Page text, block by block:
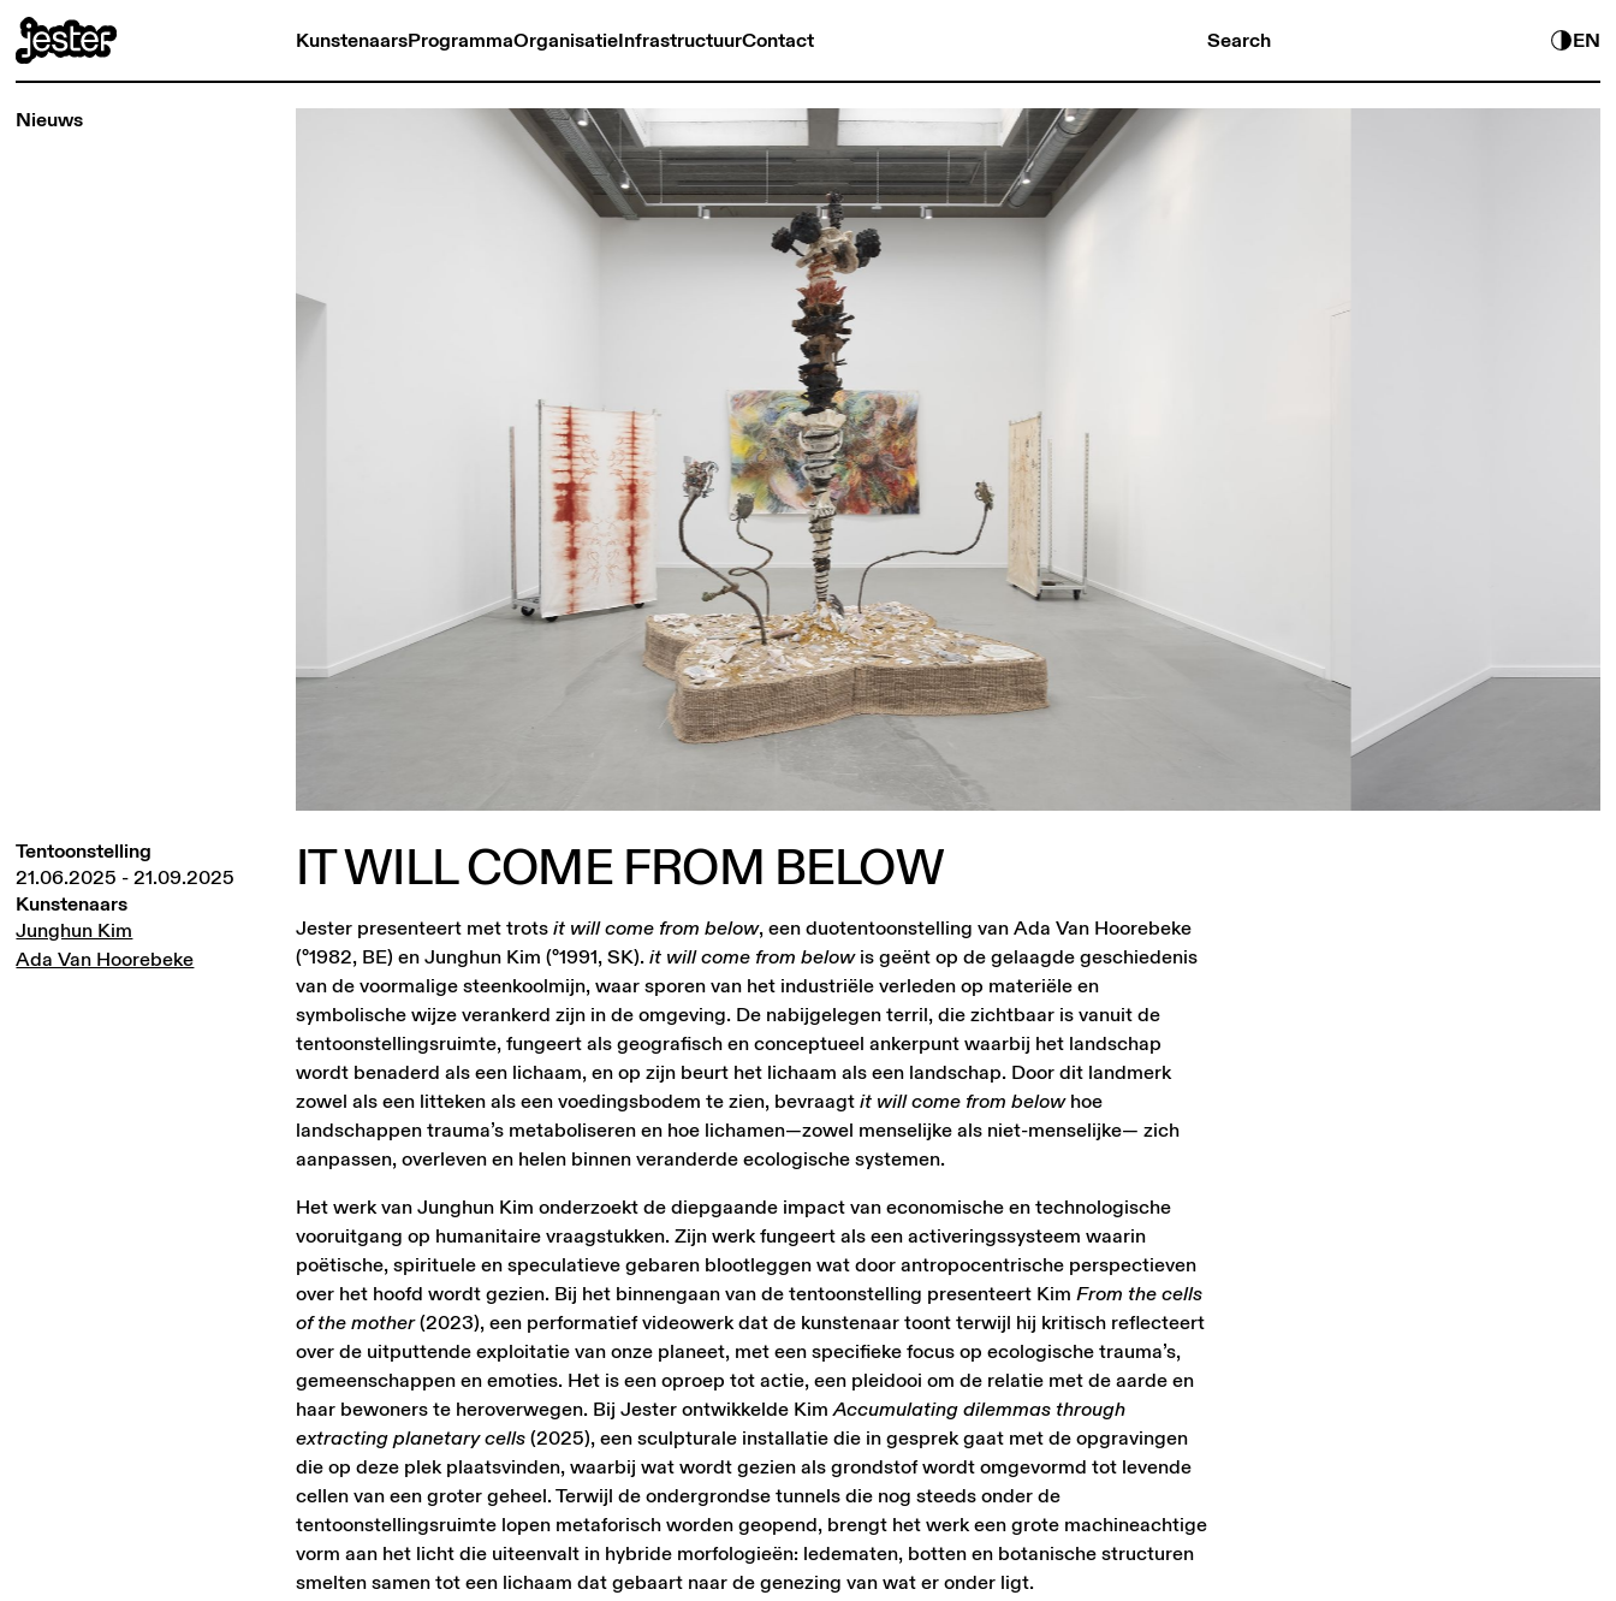
KunstenaarsProgrammaOrganisatieInfrastructuurContact Search EN
Nieuws
Tentoonstelling
21.06.2025 -21.09.2025
Kunstenaars
Junghun Kim
Ada Van Hoorebeke
ITWILLCOME FROM BELOW
Jester presenteert met trotsit will come from below, een duotentoonstelling van Ada Van Hoorebeke
(°1982, BE) en Junghun Kim (°1991, SK).it will come from belowis geënt op de gelaagde geschiedenis
van de voormalige steenkoolmijn, waar sporen van het industriële verleden op materiële en
symbolische wijze verankerd zijn in de omgeving. De nabijgelegen terril, die zichtbaar is vanuit de
tentoonstellingsruimte, fungeert als geografisch en conceptueel ankerpunt waarbij het landschap
wordt benaderd als een lichaam, en op zijn beurt het lichaam als een landschap. Door dit landmerk
zowel als een litteken als een voedingsbodem te zien, bevraagtit will come from belowhoe
landschappen trauma’s metaboliseren en hoe lichamen—zowel menselijke als niet-menselijke— zich
aanpassen, overleven en helen binnen veranderde ecologische systemen.
Het werk van Junghun Kim onderzoekt de diepgaande impact van economische en technologische
vooruitgang op humanitaire vraagstukken. Zijn werk fungeert als een activeringssysteem waarin
poëtische, spirituele en speculatieve gebaren blootleggen wat door antropocentrische perspectieven
over het hoofd wordt gezien. Bij het binnengaan van de tentoonstelling presenteert Kim From the cells
of the mother(2023), een performatief videowerk dat de kunstenaar toont terwijl hij kritisch reflecteert
over de uitputtende exploitatie van onze planeet, met een specifieke focus op ecologische trauma’s,
gemeenschappen en emoties. Het is een oproep tot actie, een pleidooi om de relatie met de aarde en
haar bewoners te heroverwegen. Bij Jester ontwikkelde KimAccumulating dilemmas through
extracting planetary cells(2025), een sculpturale installatie die in gesprek gaat met de opgravingen
die op deze plek plaatsvinden, waarbij wat wordt gezien als grondstof wordt omgevormd tot levende
cellen van een groter geheel. Terwijl de ondergrondse tunnels die nog steeds onder de
tentoonstellingsruimte lopen metaforisch worden geopend, brengt het werk een grote machineachtige
vorm aan het licht die uiteenvalt in hybride morfologieën: ledematen, botten en botanische structuren
smelten samen tot een lichaam dat gebaart naar de genezing van wat er onder ligt.